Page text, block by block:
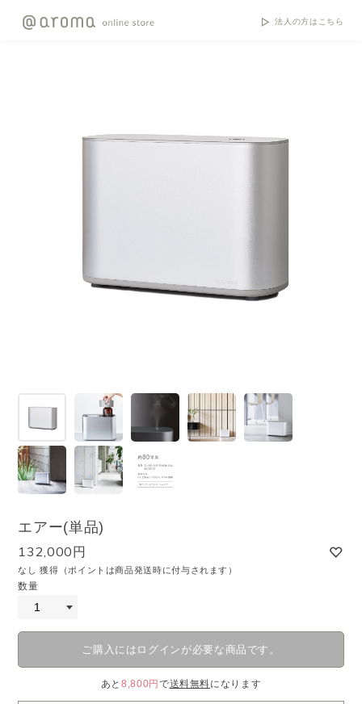
法人の方はこちら
エアー(単品)
132,000円
なし 獲得（ポイントは商品発送時に付与されます）
数量
ご購入にはログインが必要な商品です。
あと8,800円 で送料無料になります